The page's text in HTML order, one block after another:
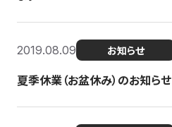
2019.08.09 お知らせ
夏季休業（お盆休み）のお知らせ